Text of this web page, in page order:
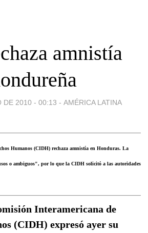
amnistía
DE 2010 - 00:13 - AMÉRICA LATINA
Humanos (CIDH) rechaza amnistía en Honduras. La
o ambiguos", por lo que la CIDH solicitó a las autoridades
Interamericana de
(CIDH) expresó ayer su